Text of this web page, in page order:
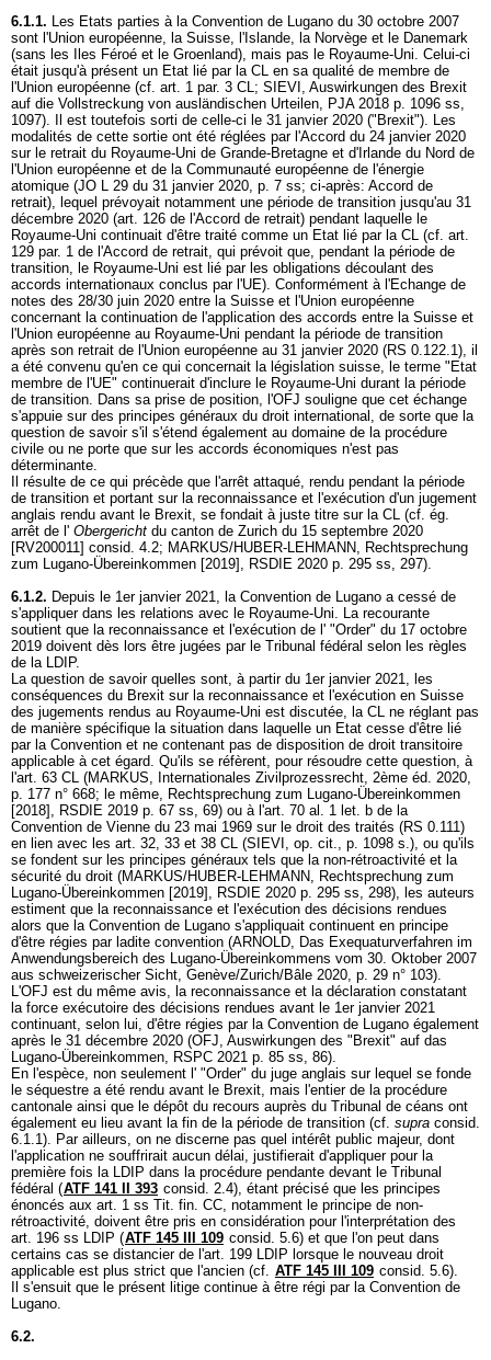
6.1.1. Les Etats parties à la Convention de Lugano du 30 octobre 2007
sont l'Union européenne, la Suisse, l'Islande, la Norvège et le Danemark
(sans les Iles Féroé et le Groenland), mais pas le Royaume-Uni. Celui-ci
était jusqu'à présent un Etat lié par la CL en sa qualité de membre de
l'Union européenne (cf. art. 1 par. 3 CL; SIEVI, Auswirkungen des Brexit
auf die Vollstreckung von ausländischen Urteilen, PJA 2018 p. 1096 ss,
1097). Il est toutefois sorti de celle-ci le 31 janvier 2020 ("Brexit"). Les
modalités de cette sortie ont été réglées par l'Accord du 24 janvier 2020
sur le retrait du Royaume-Uni de Grande-Bretagne et d'Irlande du Nord de
l'Union européenne et de la Communauté européenne de l'énergie
atomique (JO L 29 du 31 janvier 2020, p. 7 ss; ci-après: Accord de
retrait), lequel prévoyait notamment une période de transition jusqu'au 31
décembre 2020 (art. 126 de l'Accord de retrait) pendant laquelle le
Royaume-Uni continuait d'être traité comme un Etat lié par la CL (cf. art.
129 par. 1 de l'Accord de retrait, qui prévoit que, pendant la période de
transition, le Royaume-Uni est lié par les obligations découlant des
accords internationaux conclus par l'UE). Conformément à l'Echange de
notes des 28/30 juin 2020 entre la Suisse et l'Union européenne
concernant la continuation de l'application des accords entre la Suisse et
l'Union européenne au Royaume-Uni pendant la période de transition
après son retrait de l'Union européenne au 31 janvier 2020 (RS 0.122.1), il
a été convenu qu'en ce qui concernait la législation suisse, le terme "Etat
membre de l'UE" continuerait d'inclure le Royaume-Uni durant la période
de transition. Dans sa prise de position, l'OFJ souligne que cet échange
s'appuie sur des principes généraux du droit international, de sorte que la
question de savoir s'il s'étend également au domaine de la procédure
civile ou ne porte que sur les accords économiques n'est pas
déterminante.
Il résulte de ce qui précède que l'arrêt attaqué, rendu pendant la période
de transition et portant sur la reconnaissance et l'exécution d'un jugement
anglais rendu avant le Brexit, se fondait à juste titre sur la CL (cf. ég.
arrêt de l' Obergericht du canton de Zurich du 15 septembre 2020
[RV200011] consid. 4.2; MARKUS/HUBER-LEHMANN, Rechtsprechung
zum Lugano-Übereinkommen [2019], RSDIE 2020 p. 295 ss, 297).
6.1.2. Depuis le 1er janvier 2021, la Convention de Lugano a cessé de
s'appliquer dans les relations avec le Royaume-Uni. La recourante
soutient que la reconnaissance et l'exécution de l' "Order" du 17 octobre
2019 doivent dès lors être jugées par le Tribunal fédéral selon les règles
de la LDIP.
La question de savoir quelles sont, à partir du 1er janvier 2021, les
conséquences du Brexit sur la reconnaissance et l'exécution en Suisse
des jugements rendus au Royaume-Uni est discutée, la CL ne réglant pas
de manière spécifique la situation dans laquelle un Etat cesse d'être lié
par la Convention et ne contenant pas de disposition de droit transitoire
applicable à cet égard. Qu'ils se réfèrent, pour résoudre cette question, à
l'art. 63 CL (MARKUS, Internationales Zivilprozessrecht, 2ème éd. 2020,
p. 177 n° 668; le même, Rechtsprechung zum Lugano-Übereinkommen
[2018], RSDIE 2019 p. 67 ss, 69) ou à l'art. 70 al. 1 let. b de la
Convention de Vienne du 23 mai 1969 sur le droit des traités (RS 0.111)
en lien avec les art. 32, 33 et 38 CL (SIEVI, op. cit., p. 1098 s.), ou qu'ils
se fondent sur les principes généraux tels que la non-rétroactivité et la
sécurité du droit (MARKUS/HUBER-LEHMANN, Rechtsprechung zum
Lugano-Übereinkommen [2019], RSDIE 2020 p. 295 ss, 298), les auteurs
estiment que la reconnaissance et l'exécution des décisions rendues
alors que la Convention de Lugano s'appliquait continuent en principe
d'être régies par ladite convention (ARNOLD, Das Exequaturverfahren im
Anwendungsbereich des Lugano-Übereinkommens vom 30. Oktober 2007
aus schweizerischer Sicht, Genève/Zurich/Bâle 2020, p. 29 n° 103).
L'OFJ est du même avis, la reconnaissance et la déclaration constatant
la force exécutoire des décisions rendues avant le 1er janvier 2021
continuant, selon lui, d'être régies par la Convention de Lugano également
après le 31 décembre 2020 (OFJ, Auswirkungen des "Brexit" auf das
Lugano-Übereinkommen, RSPC 2021 p. 85 ss, 86).
En l'espèce, non seulement l' "Order" du juge anglais sur lequel se fonde
le séquestre a été rendu avant le Brexit, mais l'entier de la procédure
cantonale ainsi que le dépôt du recours auprès du Tribunal de céans ont
également eu lieu avant la fin de la période de transition (cf. supra consid.
6.1.1). Par ailleurs, on ne discerne pas quel intérêt public majeur, dont
l'application ne souffrirait aucun délai, justifierait d'appliquer pour la
première fois la LDIP dans la procédure pendante devant le Tribunal
fédéral (ATF 141 II 393 consid. 2.4), étant précisé que les principes
énoncés aux art. 1 ss Tit. fin. CC, notamment le principe de non-
rétroactivité, doivent être pris en considération pour l'interprétation des
art. 196 ss LDIP (ATF 145 III 109 consid. 5.6) et que l'on peut dans
certains cas se distancier de l'art. 199 LDIP lorsque le nouveau droit
applicable est plus strict que l'ancien (cf. ATF 145 III 109 consid. 5.6).
Il s'ensuit que le présent litige continue à être régi par la Convention de
Lugano.
6.2.